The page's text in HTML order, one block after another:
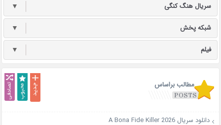
سریال هنگ کنگی ▼
شبکه پخش ▼
فیلم ▼
مطالب براساس
دانلود سریال A Bona Fide Killer 2026